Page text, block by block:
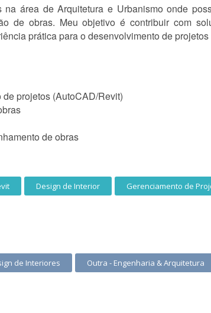
área de Arquitetura e Urbanismo onde
de obras. Meu objetivo é contribuir com
prática para o desenvolvimento de
projetos (AutoCAD/Revit)
de obras
Design de Interior Gerenciamento de
de Interiores Outra - Engenharia & Arquitetura